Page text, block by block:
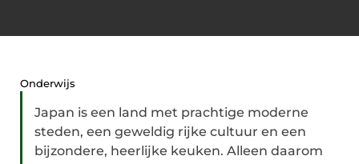
Onderwijs
Japan is een land met prachtige moderne
steden, een geweldig rijke cultuur en een
bijzondere, heerlijke keuken. Alleen daarom